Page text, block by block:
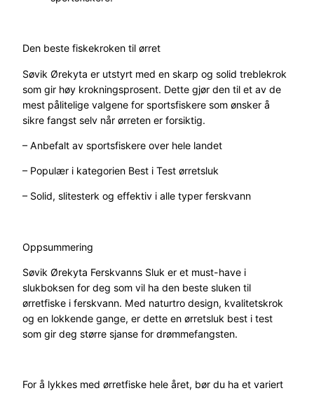
Den beste fiskekroken til ørret
Søvik Ørekyta er utstyrt med en skarp og solid treblekrok
som gir høy krokningsprosent. Dette gjør den til et av de
mest pålitelige valgene for sportsfiskere som ønsker å
sikre fangst selv når ørreten er forsiktig.
– Anbefalt av sportsfiskere over hele landet
– Populær i kategorien Best i Test ørretsluk
– Solid, slitesterk og effektiv i alle typer ferskvann
Oppsummering
Søvik Ørekyta Ferskvanns Sluk er et must-have i
slukboksen for deg som vil ha den beste sluken til
ørretfiske i ferskvann. Med naturtro design, kvalitetskrok
og en lokkende gange, er dette en ørretsluk best i test
som gir deg større sjanse for drømmefangsten.
For å lykkes med ørretfiske hele året, bør du ha et variert